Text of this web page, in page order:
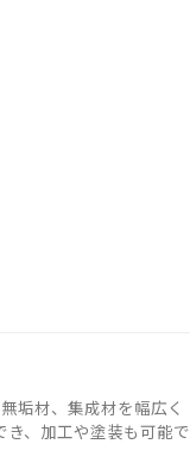
垢材、集成材を幅広く
、加工や塗装も可能で